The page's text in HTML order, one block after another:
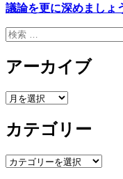
議論を更に深めましょ
検
アーカイブ
ア
カ
イ
ブ
カテゴリー
カ